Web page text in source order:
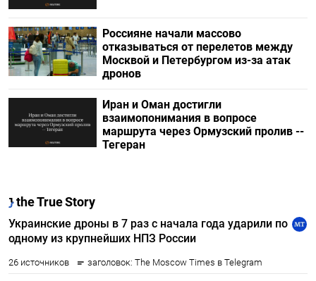
Россияне начали массово
отказываться от перелетов между
Москвой и Петербургом из-за атак
дронов
Иран и Оман достигли
взаимопонимания в вопросе
маршрута через Ормузский пролив --
Тегеран